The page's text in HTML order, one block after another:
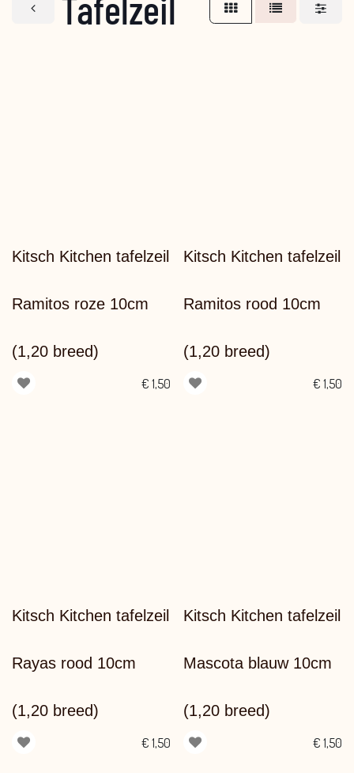
Kitsch Kitchen tafelzeil
Ramitos roze 10cm
(1,20 breed)
€ 1,50
Kitsch Kitchen tafelzeil
Ramitos rood 10cm
(1,20 breed)
€ 1,50
Kitsch Kitchen tafelzeil
Rayas rood 10cm
(1,20 breed)
€ 1,50
Kitsch Kitchen tafelzeil
Mascota blauw 10cm
(1,20 breed)
€ 1,50